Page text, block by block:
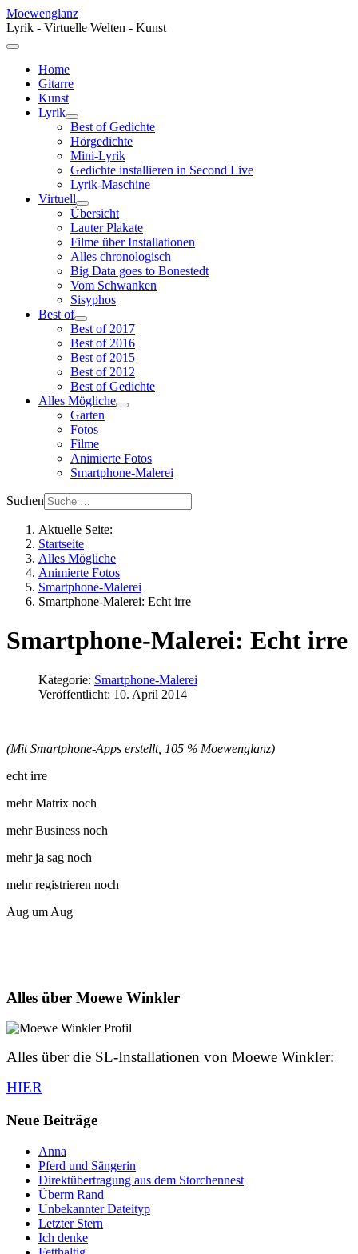
Moewenglanz
Lyrik - Virtuelle Welten - Kunst
Home
Gitarre
Kunst
Lyrik
Best of Gedichte
Hörgedichte
Mini-Lyrik
Gedichte installieren in Second Live
Lyrik-Maschine
Virtuell
Übersicht
Lauter Plakate
Filme über Installationen
Alles chronologisch
Big Data goes to Bonestedt
Vom Schwanken
Sisyphos
Best of
Best of 2017
Best of 2016
Best of 2015
Best of 2012
Best of Gedichte
Alles Mögliche
Garten
Fotos
Filme
Animierte Fotos
Smartphone-Malerei
Suchen
Aktuelle Seite:
Startseite
Alles Mögliche
Animierte Fotos
Smartphone-Malerei
Smartphone-Malerei: Echt irre
Smartphone-Malerei: Echt irre
Kategorie: Smartphone-Malerei
Veröffentlicht: 10. April 2014
(Mit Smartphone-Apps erstellt, 105 % Moewenglanz)
echt irre
mehr Matrix noch
mehr Business noch
mehr ja sag noch
mehr registrieren noch
Aug um Aug
Alles über Moewe Winkler
Alles über die SL-Installationen von Moewe Winkler:
HIER
Neue Beiträge
Anna
Pferd und Sängerin
Direktübertragung aus dem Storchennest
Überm Rand
Unbekannter Dateityp
Letzter Stern
Ich denke